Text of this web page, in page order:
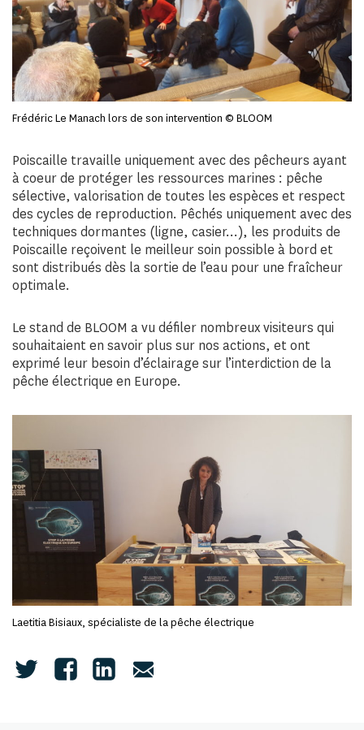
Frédéric Le Manach lors de son intervention © BLOOM
Poiscaille travaille uniquement avec des pêcheurs ayant
à coeur de protéger les ressources marines : pêche
sélective, valorisation de toutes les espèces et respect
des cycles de reproduction. Pêchés uniquement avec des
techniques dormantes (ligne, casier…), les produits de
Poiscaille reçoivent le meilleur soin possible à bord et
sont distribués dès la sortie de l’eau pour une fraîcheur
optimale.
Le stand de BLOOM a vu défiler nombreux visiteurs qui
souhaitaient en savoir plus sur nos actions, et ont
exprimé leur besoin d’éclairage sur l’interdiction de la
pêche électrique en Europe.
Laetitia Bisiaux, spécialiste de la pêche électrique